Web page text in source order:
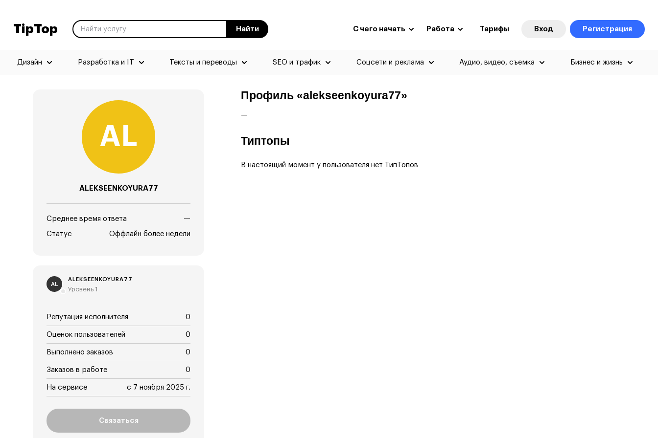
TipTop Найти С чего начать Работа Тарифы Вход Регистрация
Дизайн Разработка и IT Тексты и переводы SEO и трафик Соцсети и реклама Аудио, видео, съемка Бизнес и жизнь
ALEKSEENKOYURA77
Среднее время ответа —
Статус Оффлайн более недели
AL
ALEKSEENKOYURA77
Уровень 1
Репутация исполнителя 0
Оценок пользователей 0
Выполнено заказов 0
Заказов в работе 0
На сервисе с 7 ноября 2025 г.
Связаться
Профиль «alekseenkoyura77»
—
Типтопы
В настоящий момент у пользователя нет ТипТопов